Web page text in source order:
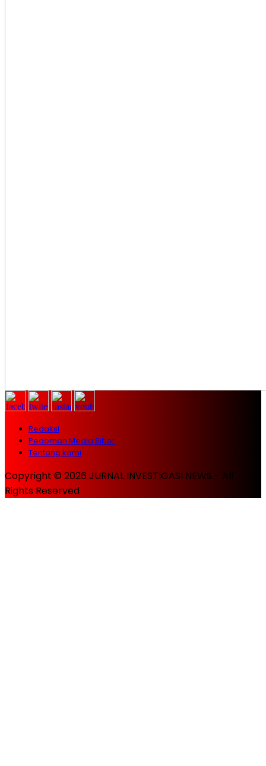
Redaksi
Pedoman Media Siber
Tentang kami
Copyright © 2026 JURNAL INVESTIGASI NEWS - All
Rights Reserved